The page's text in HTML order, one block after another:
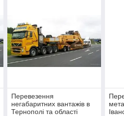
Перевезення
негабаритних вантажів в
Тернополі та області